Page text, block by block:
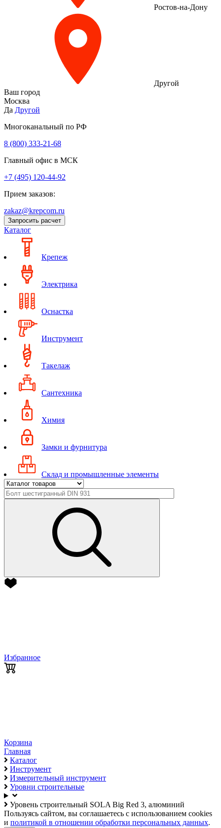
Ростов-на-Дону
Другой
Ваш город
Москва
Да Другой
Многоканальный по РФ
8 (800) 333‑21-68
Главный офис в МСК
+7 (495) 120-44-92
Прием заказов:
zakaz@krepcom.ru
Запросить расчет
Каталог
Крепеж
Электрика
Оснастка
Инструмент
Такелаж
Сантехника
Химия
Замки и фурнитура
Склад и промышленные элементы
Избранное
Корзина
Главная
Каталог
Инструмент
Измерительный инструмент
Уровни строительные
Уровень строительный SOLA Big Red 3, алюминий
Пользуясь сайтом, вы соглашаетесь с использованием cookies
и политикой в отношении обработки персональных данных.